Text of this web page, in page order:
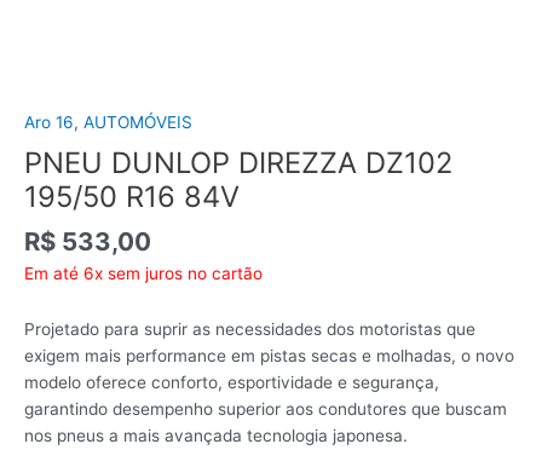
Aro 16, AUTOMÓVEIS
PNEU DUNLOP DIREZZA DZ102
195/50 R16 84V
R$ 533,00
Em até 6x sem juros no cartão
Projetado para suprir as necessidades dos motoristas que
exigem mais performance em pistas secas e molhadas, o novo
modelo oferece conforto, esportividade e segurança,
garantindo desempenho superior aos condutores que buscam
nos pneus a mais avançada tecnologia japonesa.